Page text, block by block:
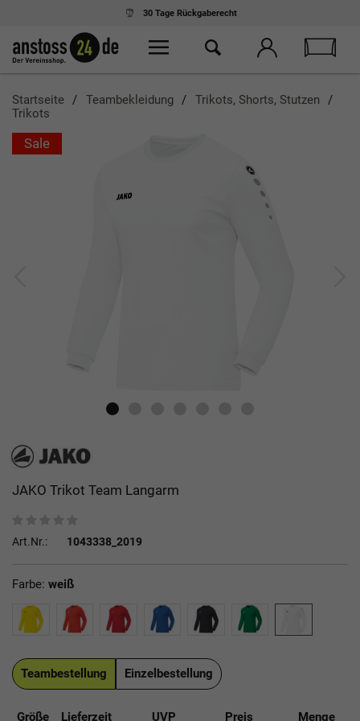
30 Tage Rückgaberecht
Startseite Teambekleidung
Trikots, Shorts, Stutzen
Trikots
Sale
JAKO Trikot Team Langarm
Art.Nr.: 1043338_2019
Farbe: weiß
Teambestellung Einzelbestellung
Größe Lieferzeit UVP Preis Menge